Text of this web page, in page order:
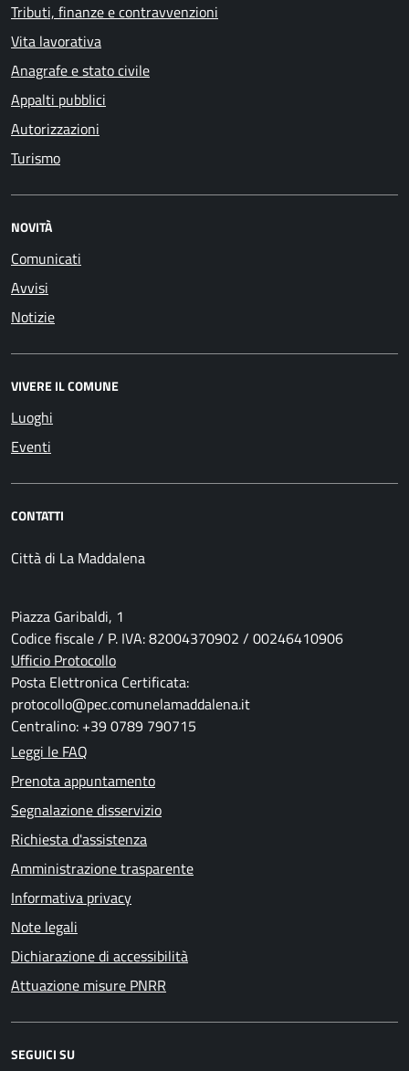
Tributi, finanze e contravvenzioni
Vita lavorativa
Anagrafe e stato civile
Appalti pubblici
Autorizzazioni
Turismo
NOVITÀ
Comunicati
Avvisi
Notizie
VIVERE IL COMUNE
Luoghi
Eventi
CONTATTI
Città di La Maddalena
Piazza Garibaldi, 1
Codice fiscale / P. IVA: 82004370902 / 00246410906
Ufficio Protocollo
Posta Elettronica Certificata:
protocollo@pec.comunelamaddalena.it
Centralino: +39 0789 790715
Leggi le FAQ
Prenota appuntamento
Segnalazione disservizio
Richiesta d'assistenza
Amministrazione trasparente
Informativa privacy
Note legali
Dichiarazione di accessibilità
Attuazione misure PNRR
SEGUICI SU